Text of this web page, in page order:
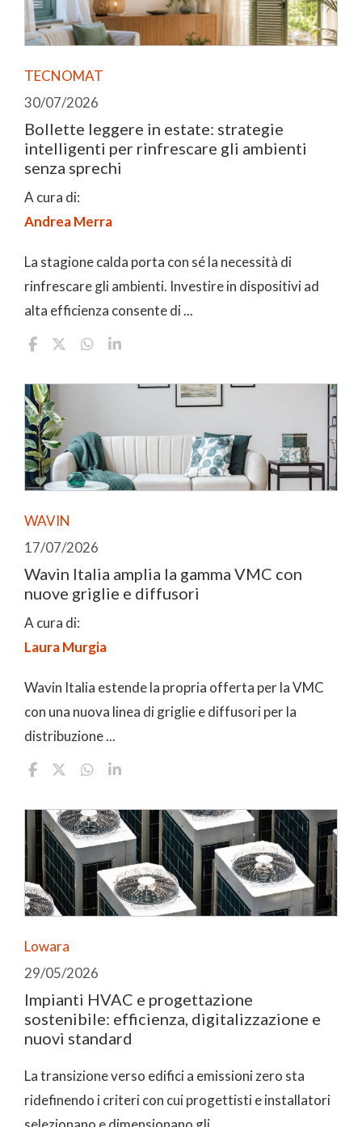
TECNOMAT
30/07/2026
Bollette leggere in estate: strategie
intelligenti per rinfrescare gli ambienti
senza sprechi
A cura di:
Andrea Merra
La stagione calda porta con sé la necessità di
rinfrescare gli ambienti. Investire in dispositivi ad
alta efficienza consente di ...
WAVIN
17/07/2026
Wavin Italia amplia la gamma VMC con
nuove griglie e diffusori
A cura di:
Laura Murgia
Wavin Italia estende la propria offerta per la VMC
con una nuova linea di griglie e diffusori per la
distribuzione ...
Lowara
29/05/2026
Impianti HVAC e progettazione
sostenibile: efficienza, digitalizzazione e
nuovi standard
La transizione verso edifici a emissioni zero sta
ridefinendo i criteri con cui progettisti e installatori